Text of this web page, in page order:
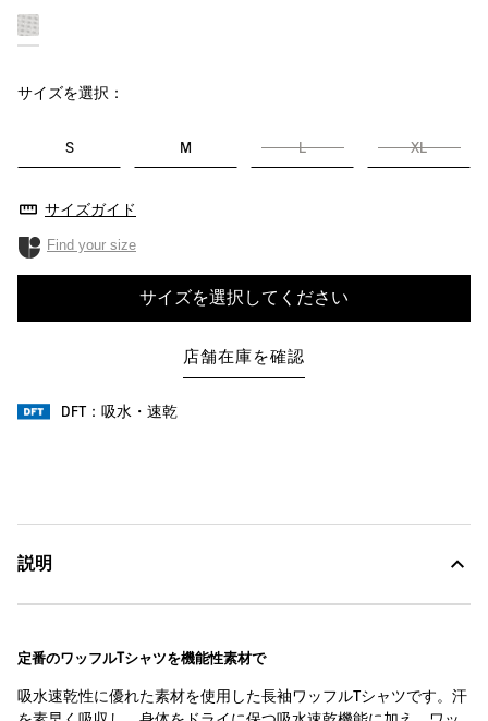
サイズを選択：
S M L XL
サイズガイド
Find your size
サイズを選択してください
店舗在庫を確認
DFT：吸水・速乾
説明
定番のワッフルTシャツを機能性素材で
吸水速乾性に優れた素材を使用した長袖ワッフルTシャツです。汗